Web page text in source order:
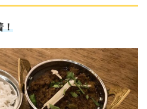
！